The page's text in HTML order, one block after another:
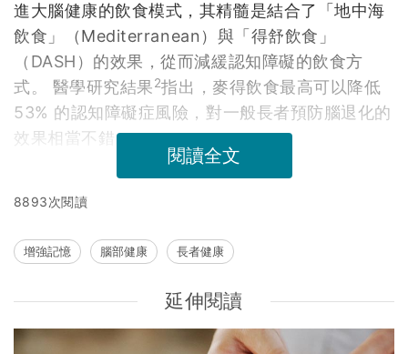
進大腦健康的飲食模式，其精髓是結合了「地中海
飲食」（Mediterranean）與「得舒飲食」
（DASH）的效果，從而減緩認知障礙的飲食方
式。 醫學研究結果2指出，麥得飲食最高可以降低
53% 的認知障礙症風險，對一般長者預防腦退化的
效果相當不錯。
閱讀全文
8893次閱讀
增強記憶 腦部健康 長者健康
延伸閱讀